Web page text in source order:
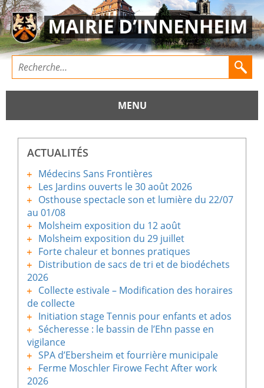
MENU
ACTUALITÉS
Médecins Sans Frontières
Les Jardins ouverts le 30 août 2026
Osthouse spectacle son et lumière du 22/07
au 01/08
Molsheim exposition du 12 août
Molsheim exposition du 29 juillet
Forte chaleur et bonnes pratiques
Distribution de sacs de tri et de biodéchets
2026
Collecte estivale – Modification des horaires
de collecte
Initiation stage Tennis pour enfants et ados
Sécheresse : le bassin de l’Ehn passe en
vigilance
SPA d’Ebersheim et fourrière municipale
Ferme Moschler Firowe Fecht After work
2026